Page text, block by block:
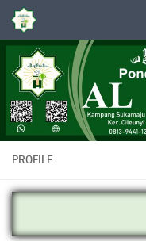
Skip to content
PROFILE